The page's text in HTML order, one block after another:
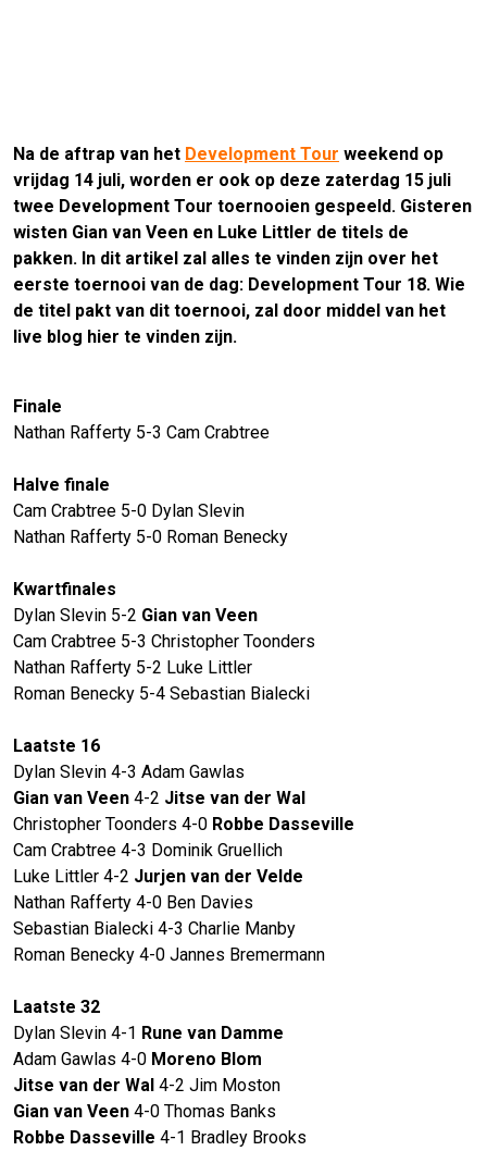
Na de aftrap van het Development Tour weekend op
vrijdag 14 juli, worden er ook op deze zaterdag 15 juli
twee Development Tour toernooien gespeeld. Gisteren
wisten Gian van Veen en Luke Littler de titels de
pakken. In dit artikel zal alles te vinden zijn over het
eerste toernooi van de dag: Development Tour 18. Wie
de titel pakt van dit toernooi, zal door middel van het
live blog hier te vinden zijn.
Finale
Nathan Rafferty 5-3 Cam Crabtree
Halve finale
Cam Crabtree 5-0 Dylan Slevin
Nathan Rafferty 5-0 Roman Benecky
Kwartfinales
Dylan Slevin 5-2 Gian van Veen
Cam Crabtree 5-3 Christopher Toonders
Nathan Rafferty 5-2 Luke Littler
Roman Benecky 5-4 Sebastian Bialecki
Laatste 16
Dylan Slevin 4-3 Adam Gawlas
Gian van Veen 4-2 Jitse van der Wal
Christopher Toonders 4-0 Robbe Dasseville
Cam Crabtree 4-3 Dominik Gruellich
Luke Littler 4-2 Jurjen van der Velde
Nathan Rafferty 4-0 Ben Davies
Sebastian Bialecki 4-3 Charlie Manby
Roman Benecky 4-0 Jannes Bremermann
Laatste 32
Dylan Slevin 4-1 Rune van Damme
Adam Gawlas 4-0 Moreno Blom
Jitse van der Wal 4-2 Jim Moston
Gian van Veen 4-0 Thomas Banks
Robbe Dasseville 4-1 Bradley Brooks